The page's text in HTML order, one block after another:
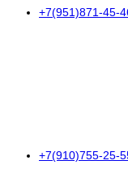
+7(951)871-45-
+7(910)755-25-